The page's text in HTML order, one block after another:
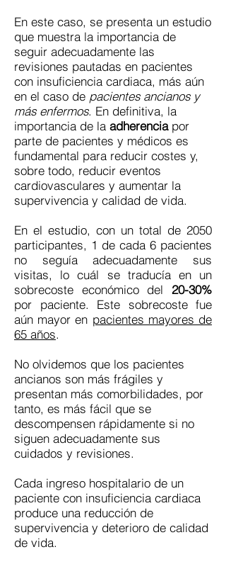
En este caso, se presenta un estudio
que muestra la importancia de
seguir adecuadamente las
revisiones pautadas en pacientes
con insuficiencia cardiaca, más aún
en el caso de pacientes ancianos y
más enfermos. En definitiva, la
importancia de la adherenciapor
parte de pacientes y médicos es
fundamental para reducir costes y,
sobre todo, reducir eventos
cardiovasculares y aumentar la
supervivencia y calidad de vida.
En el estudio, con un total de 2050
participantes, 1 de cada 6 pacientes
no seguía adecuadamente sus
visitas, lo cuál se traducía en un
sobrecoste económico del 20-30%
por paciente. Este sobrecoste fue
aún mayor en pacientes mayores de
65 años.
No olvidemos que los pacientes
ancianos son más frágiles y
presentan más comorbilidades, por
tanto, es más fácil que se
descompensen rápidamente si no
siguen adecuadamente sus
cuidados y revisiones.
Cada ingreso hospitalario de un
paciente con insuficiencia cardiaca
produce una reducción de
supervivencia y deterioro de calidad
de vida.